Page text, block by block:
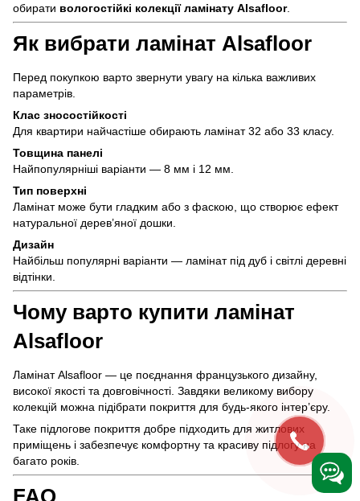
обирати вологостійкі колекції ламінату Alsafloor.
Як вибрати ламінат Alsafloor
Перед покупкою варто звернути увагу на кілька важливих
параметрів.
Клас зносостійкості
Для квартири найчастіше обирають ламінат 32 або 33 класу.
Товщина панелі
Найпопулярніші варіанти — 8 мм і 12 мм.
Тип поверхні
Ламінат може бути гладким або з фаскою, що створює ефект
натуральної дерев’яної дошки.
Дизайн
Найбільш популярні варіанти — ламінат під дуб і світлі деревні
відтінки.
Чому варто купити ламінат
Alsafloor
Ламінат Alsafloor — це поєднання французького дизайну,
високої якості та довговічності. Завдяки великому вибору
колекцій можна підібрати покриття для будь-якого інтер’єру.
Таке підлогове покриття добре підходить для житлових
приміщень і забезпечує комфортну та красиву підлогу на
багато років.